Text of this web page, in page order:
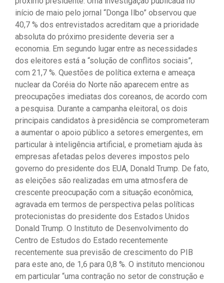
início de maio pelo jornal “Donga Ilbo” observou que
40,7 % dos entrevistados acreditam que a prioridade
absoluta do próximo presidente deveria ser a
economia. Em segundo lugar entre as necessidades
dos eleitores está a “solução de conflitos sociais”,
com 21,7 %. Questões de política externa e ameaça
nuclear da Coréia do Norte não aparecem entre as
preocupações imediatas dos coreanos, de acordo com
a pesquisa. Durante a campanha eleitoral, os dois
principais candidatos à presidência se comprometeram
a aumentar o apoio público a setores emergentes, em
particular à inteligência artificial, e prometiam ajuda às
empresas afetadas pelos deveres impostos pelo
governo do presidente dos EUA, Donald Trump. De fato,
as eleições são realizadas em uma atmosfera de
crescente preocupação com a situação econômica,
agravada em termos de perspectiva pelas políticas
protecionistas do presidente dos Estados Unidos
Donald Trump. O Instituto de Desenvolvimento do
Centro de Estudos do Estado recentemente
recentemente sua previsão de crescimento do PIB
para este ano, de 1,6 para 0,8 %. O instituto mencionou
em particular “uma contração no setor de construção e